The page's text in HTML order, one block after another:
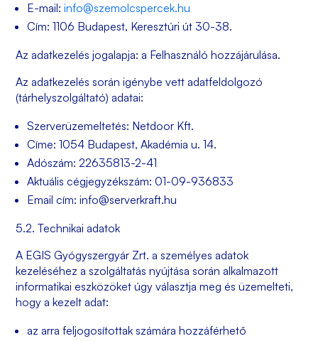
E-mail:info@szemolcspercek.hu
Cím: 1106 Budapest, Keresztúri út 30-38.
Az adatkezelés jogalapja: a Felhasználó hozzájárulása.
Az adatkezelés során igénybe vett adatfeldolgozó
(tárhelyszolgáltató) adatai:
Szerverüzemeltetés: Netdoor Kft.
Címe: 1054 Budapest, Akadémia u. 14.
Adószám: 22635813-2-41
Aktuális cégjegyzékszám: 01-09-936833
Email cím: info@serverkraft.hu
5.2. Technikai adatok
A EGIS Gyógyszergyár Zrt. a személyes adatok
kezeléséhez a szolgáltatás nyújtása során alkalmazott
informatikai eszközöket úgy választja meg és üzemelteti,
hogy a kezelt adat:
az arra feljogosítottak számára hozzáférhető